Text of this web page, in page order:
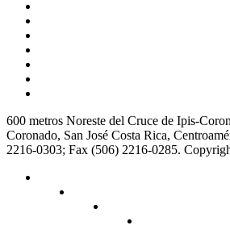
600 metros Noreste del Cruce de Ipis-
Coronado, San José Costa Rica,
2216-0303; Fax (506) 2216-0285.